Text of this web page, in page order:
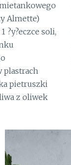
Almette)
?y?eczce soli,
plastrach
pietruszki
z oliwek